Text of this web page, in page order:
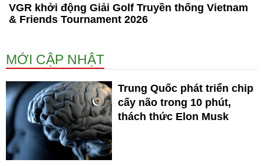
VGR khởi động Giải Golf Truyền thống Vietnam
& Friends Tournament 2026
MỚI CẬP NHẬT
Trung Quốc phát triển chip
cấy não trong 10 phút,
thách thức Elon Musk